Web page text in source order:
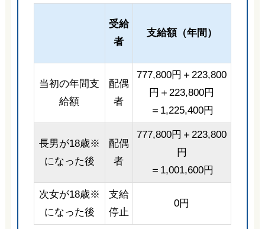
受給
者
支給額（年間）
当初の年間支
給額
配偶
者
777,800円＋223,800
円＋223,800円
＝1,225,400円
長男が18歳※
になった後
配偶
者
777,800円＋223,800
円
＝1,001,600円
次女が18歳※
になった後
支給
停止
0円